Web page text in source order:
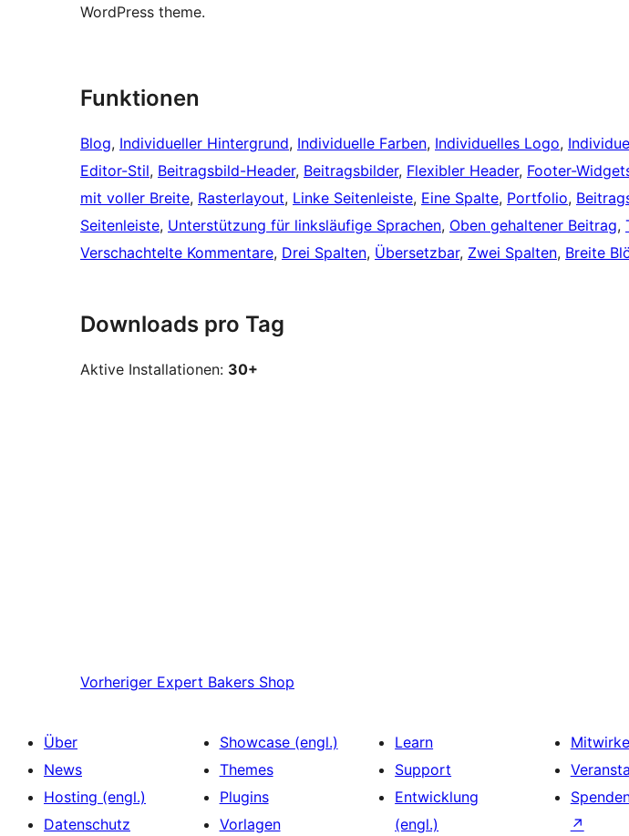
WordPress theme.
Funktionen
Blog, Individueller Hintergrund, Individuelle Farben, Individuelles Logo,
Editor-Stil, Beitragsbild-Header, Beitragsbilder, Flexibler Header, Footer-
mit voller Breite, Rasterlayout, Linke Seitenleiste, Eine Spalte, Portfolio,
Seitenleiste, Unterstützung für linksläufige Sprachen, Oben gehaltener Beitrag,
Verschachtelte Kommentare, Drei Spalten, Übersetzbar, Zwei Spalten, Breite
Downloads pro Tag
Aktive Installationen: 30+
Vorheriger Expert Bakers Shop
Über
News
Hosting (engl.)
Datenschutz
Showcase (engl.)
Themes
Plugins
Vorlagen
Learn
Support
Entwicklung
(engl.)
↗